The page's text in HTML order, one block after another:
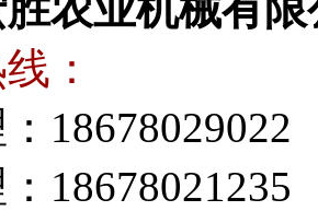
：
18678029022
18678021235